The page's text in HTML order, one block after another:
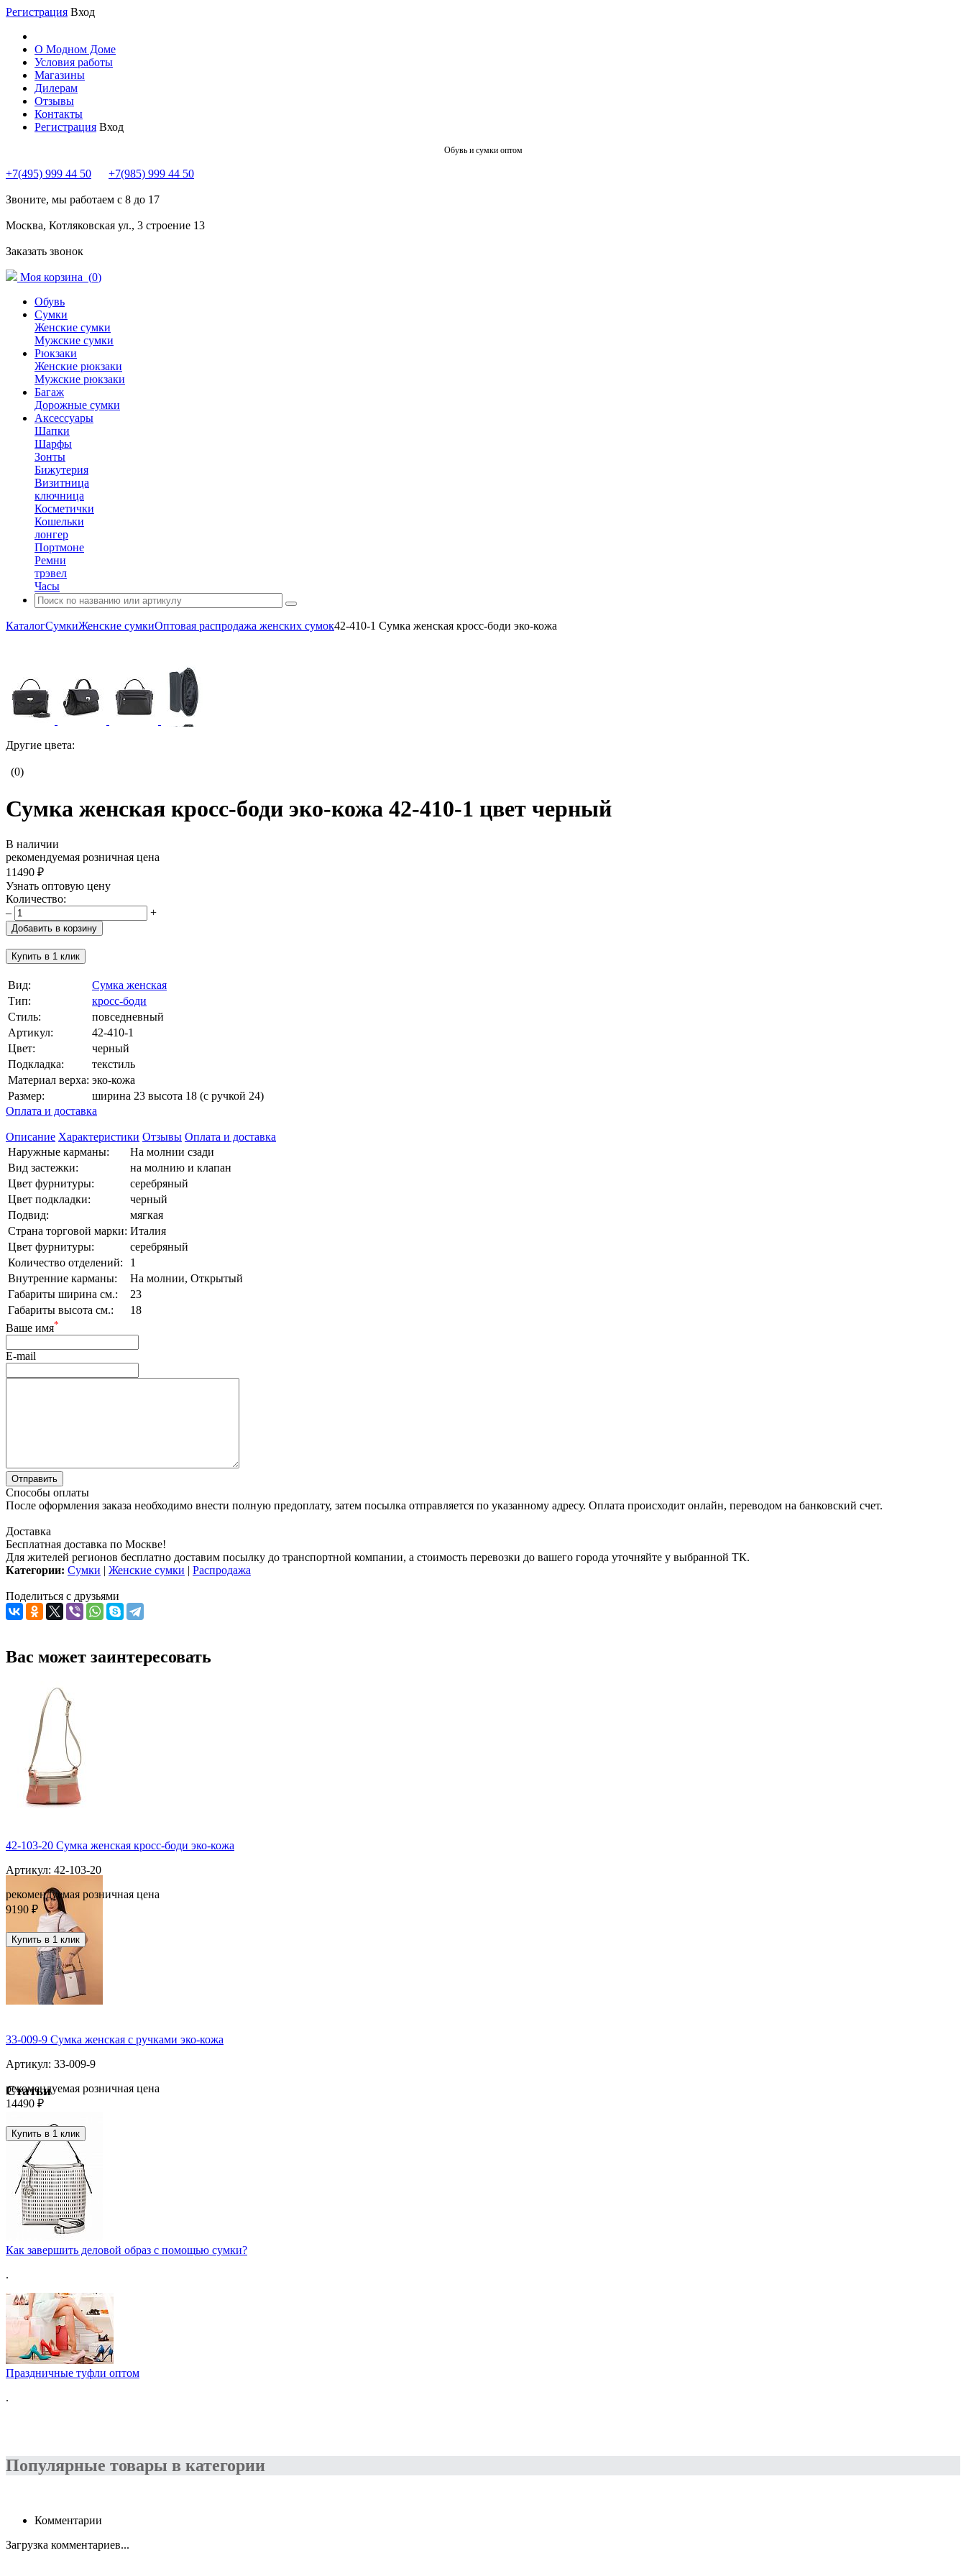
Регистрация Вход
О Модном Доме
Условия работы
Магазины
Дилерам
Отзывы
Контакты
Регистрация Вход
Обувь и сумки оптом
+7(495) 999 44 50 +7(985) 999 44 50
Звоните, мы работаем с 8 до 17
Москва, Котляковская ул., 3 строение 13
Заказать звонок
Моя корзина (0)
Обувь
Сумки
Женские сумки
Мужские сумки
Рюкзаки
Женские рюкзаки
Мужские рюкзаки
Багаж
Дорожные сумки
Аксессуары
Шапки
Шарфы
Зонты
Бижутерия
Визитница
ключница
Косметички
Кошельки
лонгер
Портмоне
Ремни
трэвел
Часы
КаталогСумкиЖенские сумкиОптовая распродажа женских сумок42-410-1 Сумка женская кросс-боди эко-кожа
Другие цвета:
(0)
Сумка женская кросс-боди эко-кожа 42-410-1 цвет черный
В наличии
рекомендуемая розничная цена
11490 ₽
Узнать оптовую цену
Количество:
–
+
Добавить в корзину
Купить в 1 клик
Вид:
Сумка женская
Тип:
кросс-боди
Стиль:
повседневный
Артикул:
42-410-1
Цвет:
черный
Подкладка:
текстиль
Материал верха: эко-кожа
Размер:
ширина 23 высота 18 (с ручкой 24)
Оплата и доставка
Описание Характеристики Отзывы Оплата и доставка
Наружные карманы:
На молнии сзади
Вид застежки:
на молнию и клапан
Цвет фурнитуры:
серебряный
Цвет подкладки:
черный
Подвид:
мягкая
Страна торговой марки: Италия
Цвет фурнитуры:
серебряный
Количество отделений:
1
Внутренние карманы:
На молнии, Открытый
Габариты ширина см.:
23
Габариты высота см.:
18
Ваше имя*
E-mail
Способы оплаты
После оформления заказа необходимо внести полную предоплату, затем посылка отправляется по указанному адресу. Оплата происходит онлайн, переводом на банковский счет.
Доставка
Бесплатная доставка по Москве!
Для жителей регионов бесплатно доставим посылку до транспортной компании, а стоимость перевозки до вашего города уточняйте у выбранной ТК.
Категории: Сумки | Женские сумки | Распродажа
Поделиться с друзьями
Вас может заинтересовать
42-103-20 Сумка женская кросс-боди эко-кожа
Артикул: 42-103-20
рекомендуемая розничная цена
9190 ₽
Купить в 1 клик
33-009-9 Сумка женская с ручками эко-кожа
Артикул: 33-009-9
рекомендуемая розничная цена
14490 ₽
Купить в 1 клик
Статьи
Как завершить деловой образ с помощью сумки?
.
Праздничные туфли оптом
.
Популярные товары в категории
Комментарии
Загрузка комментариев...